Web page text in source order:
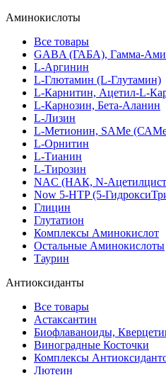
Аминокислоты
Все товары
GABA (ГАБА), Гамма-
L-Аргинин
L-Глютамин (L-Глутамин)
L-Карнитин, Ацетил-L-
L-Карнозин, Бета-Аланин
L-Лизин
L-Метионин, SAMe
L-Орнитин
L-Тианин
L-Тирозин
NAC (НАК, N-
Now 5-HTP (5-
Глицин
Глутатион
Комплексы Аминокислот
Остальные Аминокислоты
Таурин
Антиоксиданты
Все товары
Астаксантин
Биофлаваноиды,
Виноградные Косточки
Комплексы
Лютеин